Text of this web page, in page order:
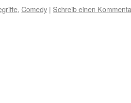
, Comedy | Schreib einen